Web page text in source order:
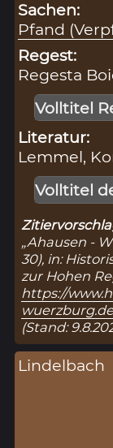
Sachen:
Pfand
Regest:
Regesta
Volltitel
Literatur:
Lemmel,
Volltitel
„Ahausen -
30), in:
zur Hohen
https://
(Stand:
Lindelbach